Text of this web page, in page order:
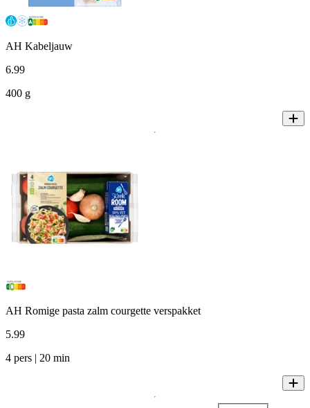
AH Kabeljauw
6.99
400 g
AH Romige pasta zalm courgette verspakket
5.99
4 pers | 20 min